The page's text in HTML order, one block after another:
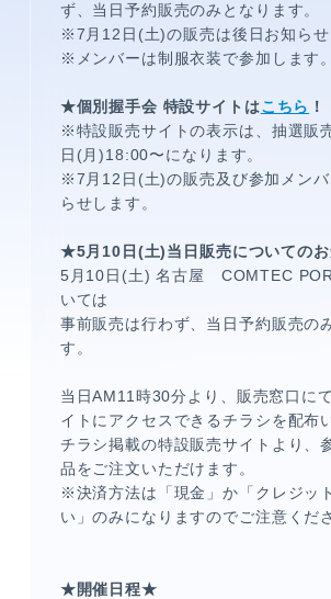
ず、当日予約販売のみとなります。
※7月12日(土)の販売は後日お知らせ
※メンバーは制服衣装で参加します。
★個別握手会 特設サイトはこちら ！
※特設販売サイトの表示は、抽選販
日(月)18:00〜になります。
※7月12日(土)の販売及び参加メンバ
らせします。
★5月10日(土)当日販売についての
5月10日(土) 名古屋 COMTEC
いては
事前販売は行わず、当日予約販売の
す。
当日AM11時30分より、販売窓口に
イトにアクセスできるチラシを配布
チラシ掲載の特設販売サイトより、
品をご注文いただけます。
※決済方法は「現金」か「クレジッ
い」のみになりますのでご注意くだ
★開催日程★